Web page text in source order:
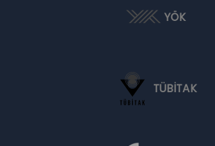
YÖK
TÜBİTAK